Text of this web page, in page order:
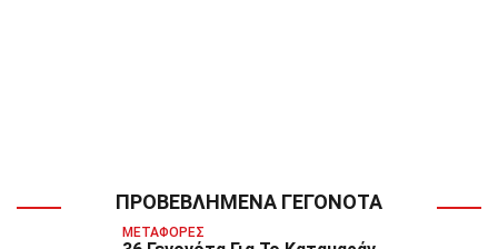
ΠΡΟΒΕΒΛΗΜΈΝΑ ΓΕΓΟΝΌΤΑ
ΜΕΤΑΦΟΡΈΣ